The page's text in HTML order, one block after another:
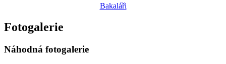
Bakaláři
Fotogalerie
Náhodná fotogalerie